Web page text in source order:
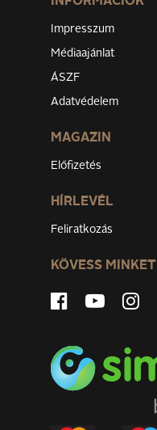
Impresszum
Médiaajánlat
ÁSZF
Adatvédelem
MAGAZIN
Előfizetés
HÍRLEVÉL
Feliratkozás
KÖVESS MINKET